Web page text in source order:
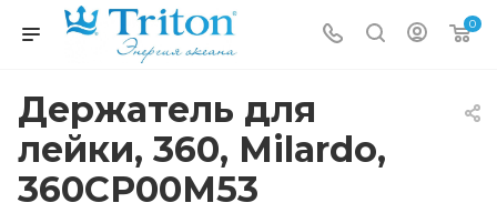
0
Держатель для
лейки, 360, Milardo,
360CP00M53